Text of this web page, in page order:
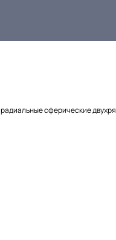
сферические